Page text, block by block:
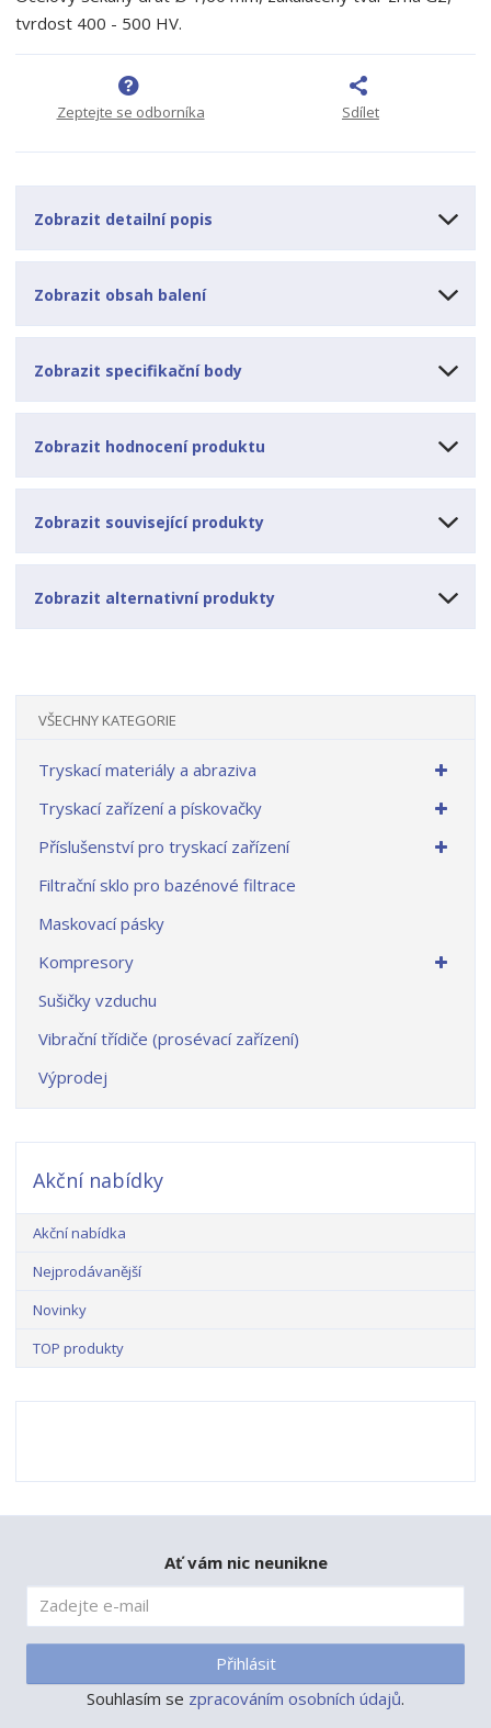
p
o
č
o
v
n
o
ž
í
tvrdost 400 - 500 HV.
Zeptejte se odborníka Sdílet
Zobrazit detailní popis
Zobrazit obsah balení
Zobrazit specifikační body
Zobrazit hodnocení produktu
Zobrazit související produkty
Zobrazit alternativní produkty
VŠECHNY KATEGORIE
Tryskací materiály a abraziva
Tryskací zařízení a pískovačky
Příslušenství pro tryskací zařízení
Filtrační sklo pro bazénové filtrace
Maskovací pásky
Kompresory
Sušičky vzduchu
Vibrační třídiče (prosévací zařízení)
Výprodej
Akční nabídky
Akční nabídka
Nejprodávanější
Novinky
TOP produkty
Ať vám nic neunikne
Přihlásit
Souhlasím se zpracováním osobních údajů.